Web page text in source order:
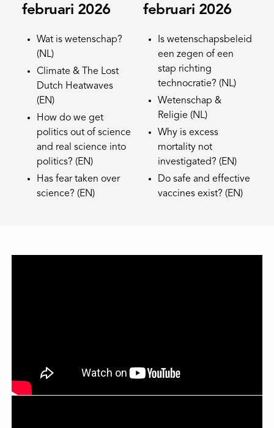
februari 2026
februari 2026
Wat is wetenschap?
(NL)
Climate & The Lost
Dutch Heatwaves
(EN)
How do we get
politics out of science
and real science into
politics? (EN)
Has fear taken over
science? (EN)
Is wetenschapsbeleid
een zegen of een
stap richting
technocratie? (NL)
Wetenschap &
Religie (NL)
Why is excess
mortality not
investigated? (EN)
Do safe and effective
vaccines exist? (EN)